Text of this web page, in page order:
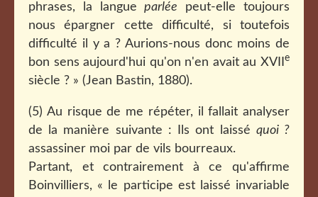
phrases, la langueparlée peut-elle toujours
nous épargner cette difficulté, si toutefois
difficulté il y a ? Aurions-nous donc moins de
bon sens aujourd'hui qu'on n'en avait au XVII
e
siècle ? » (Jean Bastin, 1880).
(5) Au risque de me répéter, il fallait analyser
de la manière suivante : Ils ont laissé quoi ?
assassiner moi par de vils bourreaux.
Partant, et contrairement à ce qu'affirme
Boinvilliers, « le participe est laissé invariable